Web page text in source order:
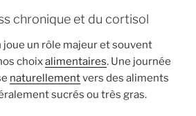
chronique et du cortisol
un rôle majeur et souvent
choixalimentaires. Une journée
naturellementvers des aliments
sucrés ou très gras.